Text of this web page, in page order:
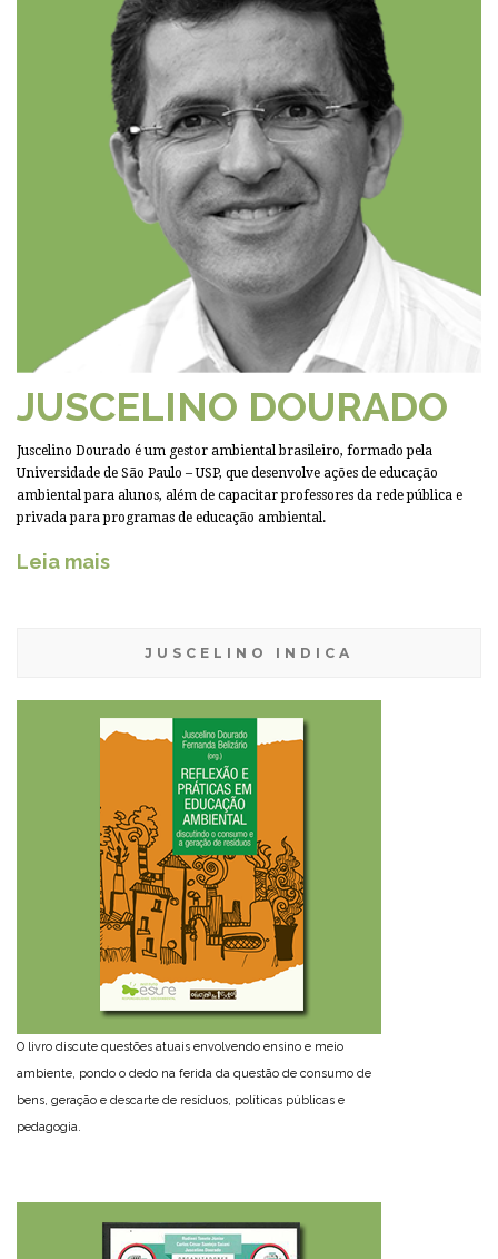
JUSCELINO DOURADO
Juscelino Dourado é um gestor ambiental brasileiro, formado pela
Universidade de São Paulo – USP, que desenvolve ações de educação
ambiental para alunos, além de capacitar professores da rede pública e
privada para programas de educação ambiental.
Leia mais
JUSCELINO INDICA
O livro discute questões atuais envolvendo ensino e meio
ambiente, pondo o dedo na ferida da questão de consumo de
bens, geração e descarte de resíduos, políticas públicas e
pedagogia.